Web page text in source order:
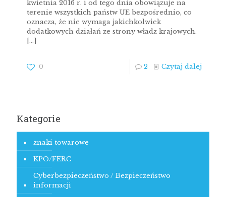
kwietnia 2016 r. i od tego dnia obowiązuje na
terenie wszystkich państw UE bezpośrednio, co
oznacza, że nie wymaga jakichkolwiek
dodatkowych działań ze strony władz krajowych.
[…]
0 2 Czytaj dalej
Kategorie
znaki towarowe
KPO/FERC
Cyberbezpieczeństwo / Bezpieczeństwo
informacji